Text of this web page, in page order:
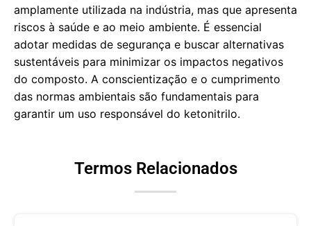
amplamente utilizada na indústria, mas que apresenta
riscos à saúde e ao meio ambiente. É essencial
adotar medidas de segurança e buscar alternativas
sustentáveis para minimizar os impactos negativos
do composto. A conscientização e o cumprimento
das normas ambientais são fundamentais para
garantir um uso responsável do ketonitrilo.
Termos Relacionados